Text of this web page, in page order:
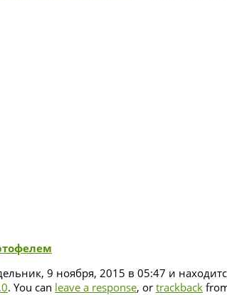
9 ноября, 2015 в 05:47 и
. You can leave a response, or trackback